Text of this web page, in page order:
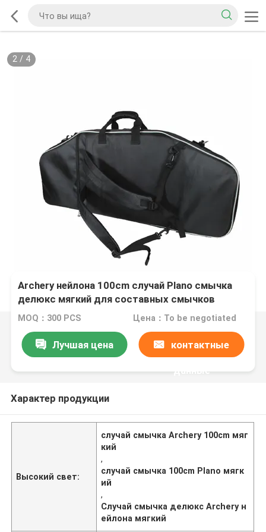
2/ 4
Archery нейлона 100cm случай Plano смычка
делюкс мягкий для составных смычков
MOQ：300 PCS Цена：To be negotiated
Лучшая цена контактные
данные
Характер продукции
Высокий свет:
случай смычка Archery 100cm мяг
кий
,
случай смычка 100cm Plano мягк
ий
,
Случай смычка делюкс Archery н
ейлона мягкий